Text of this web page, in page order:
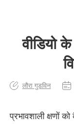
वीडियो
लौरा गुडविन
प्रभावशाली क्षणों